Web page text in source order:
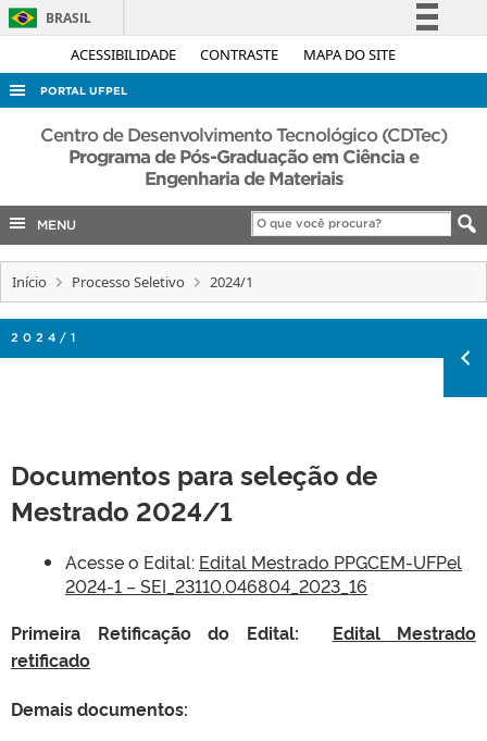
ACESSIBILIDADE CONTRASTE MAPA DO SITE
BRASIL
Simplifique!
Acesso à informação
Legislação
Canais
PORTAL UFPEL
ACESSO À INFORMAÇÃO
AUDITORIA
EDITAIS
Centro de Desenvolvimento Tecnológico (CDTec)
Programa de Pós-Graduação em Ciência e
Engenharia de Materiais
MENU
Início Processo Seletivo 2024/1
2024/1
Documentos para seleção de
Mestrado 2024/1
Acesse o Edital: Edital Mestrado PPGCEM-UFPel
2024-1 – SEI_23110.046804_2023_16
Primeira Retificação do Edital: Edital Mestrado
retificado
Demais documentos: